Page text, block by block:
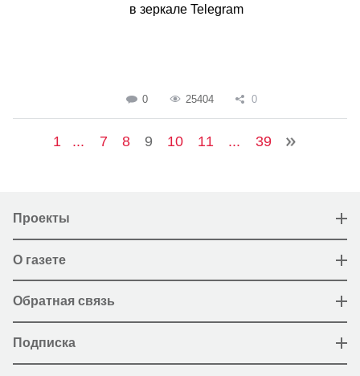
в зеркале Telegram
0 25404 0
1 ... 7 8 9 10 11 ... 39
Проекты
О газете
Обратная связь
Подписка